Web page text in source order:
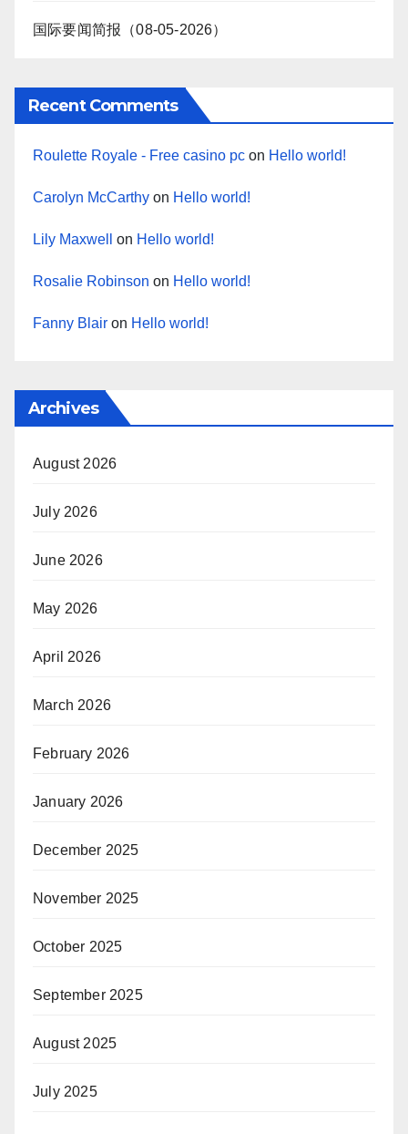
国际要闻简报（08-05-2026）
Recent Comments
Roulette Royale - Free casino pc on Hello world!
Carolyn McCarthy on Hello world!
Lily Maxwell on Hello world!
Rosalie Robinson on Hello world!
Fanny Blair on Hello world!
Archives
August 2026
July 2026
June 2026
May 2026
April 2026
March 2026
February 2026
January 2026
December 2025
November 2025
October 2025
September 2025
August 2025
July 2025